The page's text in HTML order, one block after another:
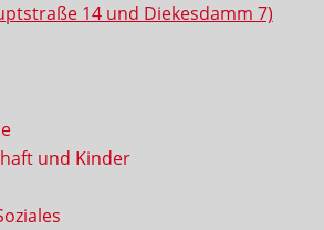
14 und Diekesdamm 7)
und Kinder